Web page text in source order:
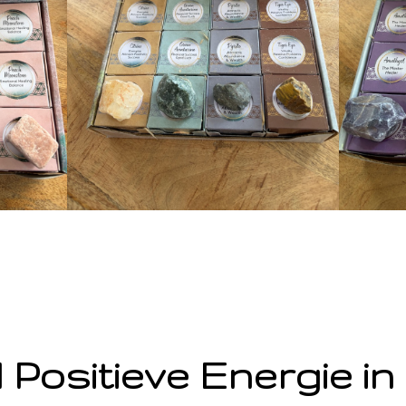
Positieve Energie in